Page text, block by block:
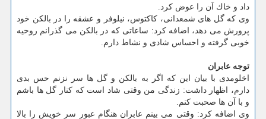
داد و خاك آن را عوض كرد.
وی كه گل های شمعدانی، كاكتوس، نیلوفر و عشقه را در بالكن خود
پرورش می دهد، اضافه كرد: ساعاتی كه در بالكن می گذرانم روحیه
خوبی گرفته و احساس شادی و نشاط دارم.
توجه عابران
اخلومدی با بیان این كه اگر به بالكن و گل ها سر نزنم حس بدی
دارم، اظهار داشت: زندگی من وقتی شاد است كه كنار گل ها باشم
و با آن ها صحبت كنم.
وی اضافه كرد: وقتی می بینم عابران هنگام عبور سر خویش را بالا